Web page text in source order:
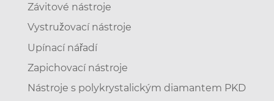
Závitové nástroje
Vystružovací nástroje
Upínací nářadí
Zapichovací nástroje
Nástroje s polykrystalickým diamantem PKD